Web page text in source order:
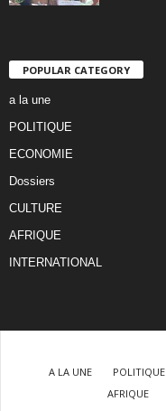
POPULAR CATEGORY
a la une
POLITIQUE
ECONOMIE
Dossiers
CULTURE
AFRIQUE
INTERNATIONAL
A LA UNE
POLITIQUE
AFRIQUE